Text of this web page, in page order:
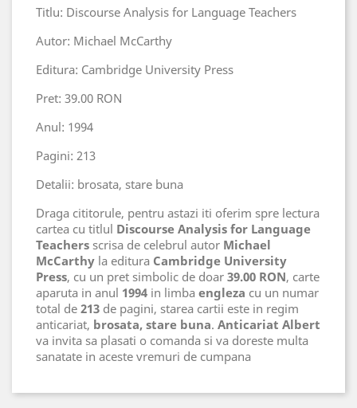
Titlu: Discourse Analysis for Language Teachers
Autor: Michael McCarthy
Editura: Cambridge University Press
Pret: 39.00 RON
Anul: 1994
Pagini: 213
Detalii: brosata, stare buna
Draga cititorule, pentru astazi iti oferim spre lectura
cartea cu titlul Discourse Analysis for Language
Teachers scrisa de celebrul autor Michael
McCarthy la editura Cambridge University
Press, cu un pret simbolic de doar 39.00 RON, carte
aparuta in anul 1994 in limba engleza cu un numar
total de 213 de pagini, starea cartii este in regim
anticariat, brosata, stare buna. Anticariat Albert
va invita sa plasati o comanda si va doreste multa
sanatate in aceste vremuri de cumpana